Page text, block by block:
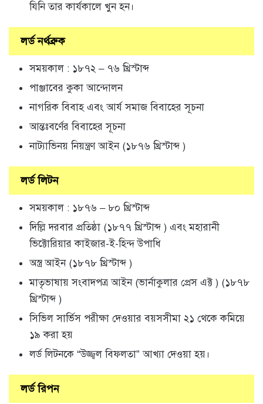
যিনি তার কার্যকালে খুন হন।
লর্ড নর্থব্রুক
সময়কাল : ১৮৭২ – ৭৬ খ্রিস্টাব্দ
পাঞ্জাবের কুকা আন্দোলন
নাগরিক বিবাহ এবং আর্য সমাজ বিবাহের সূচনা
আন্তঃবর্ণের বিবাহের সূচনা
নাট্যাভিনয় নিয়ন্ত্রণ আইন (১৮৭৬ খ্রিস্টাব্দ )
লর্ড লিটন
সময়কাল : ১৮৭৬ – ৮০ খ্রিস্টাব্দ
দিল্লি দরবার প্রতিষ্ঠা (১৮৭৭ খ্রিস্টাব্দ ) এবং মহারানী
ভিক্টোরিয়ার কাইজার-ই-হিন্দ উপাধি
অস্ত্র আইন (১৮৭৮ খ্রিস্টাব্দ )
মাতৃভাষায় সংবাদপত্র আইন (ভার্নাকুলার প্রেস এক্ট ) (১৮৭৮
খ্রিস্টাব্দ )
সিভিল সার্ভিস পরীক্ষা দেওয়ার বয়সসীমা ২১ থেকে কমিয়ে
১৯ করা হয়
লর্ড লিটনকে “উজ্জ্বল বিফলতা” আখ্যা দেওয়া হয়।
লর্ড রিপন